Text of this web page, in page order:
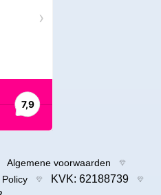
Algemene voorwaarden
KVK: 62188739